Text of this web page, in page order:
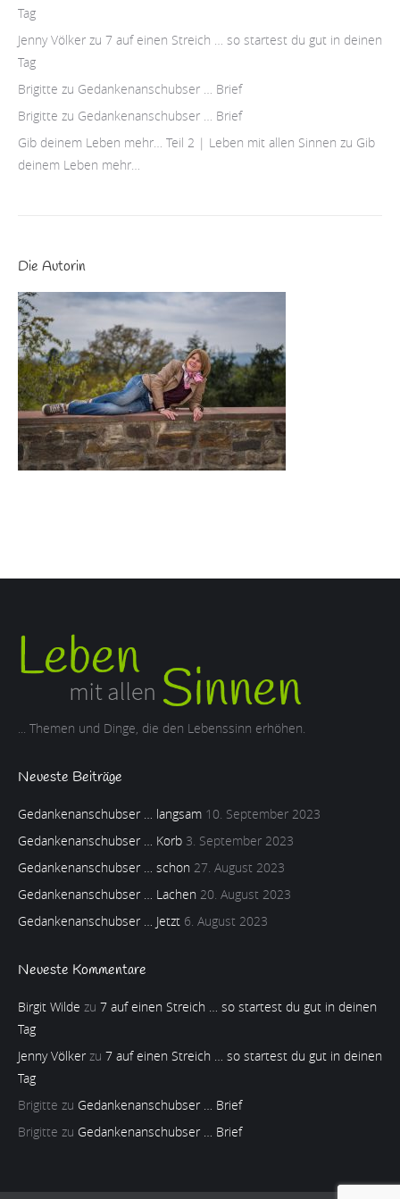
Tag
Jenny Völker zu 7 auf einen Streich … so startest du gut in deinen
Tag
Brigitte zu Gedankenanschubser … Brief
Brigitte zu Gedankenanschubser … Brief
Gib deinem Leben mehr… Teil 2 | Leben mit allen Sinnen zu Gib
deinem Leben mehr…
Die Autorin
... Themen und Dinge, die den Lebenssinn erhöhen.
Neueste Beiträge
Gedankenanschubser … langsam 10. September 2023
Gedankenanschubser … Korb 3. September 2023
Gedankenanschubser … schon 27. August 2023
Gedankenanschubser … Lachen 20. August 2023
Gedankenanschubser … Jetzt 6. August 2023
Neueste Kommentare
Birgit Wilde zu 7 auf einen Streich … so startest du gut in deinen
Tag
Jenny Völkerzu 7 auf einen Streich … so startest du gut in deinen
Tag
Brigitte zu Gedankenanschubser … Brief
Brigitte zu Gedankenanschubser … Brief